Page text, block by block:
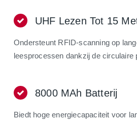
UHF Lezen Tot 15
Ondersteunt RFID-scanning op
leesprocessen dankzij de circulaire
8000 MAh Batterij
Biedt hoge energiecapaciteit voor